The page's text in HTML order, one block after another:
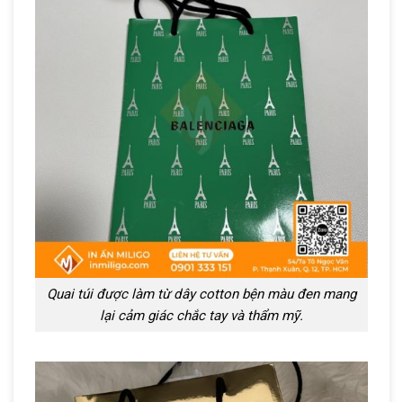
Quai túi được làm từ dây cotton bện màu đen mang
lại cảm giác chắc tay và thẩm mỹ.